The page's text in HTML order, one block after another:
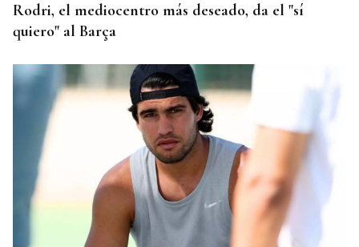
Rodri, el mediocentro más deseado, da el "sí
quiero" al Barça